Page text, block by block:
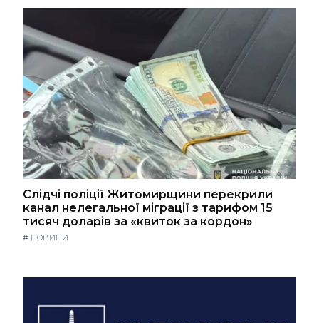
Слідчі поліції Житомирщини перекрили
канал нелегальної міграції з тарифом 15
тисяч доларів за «квиток за кордон»
# НОВИНИ